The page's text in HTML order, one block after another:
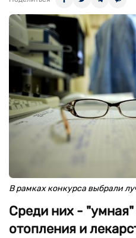
В рамках конкурса выбрали
Среди них -
отопления и